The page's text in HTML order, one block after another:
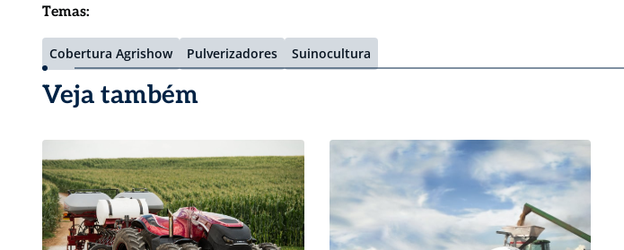
Temas:
Cobertura Agrishow Pulverizadores Suinocultura
Veja também